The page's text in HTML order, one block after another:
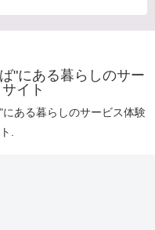
"にある暮らしのサー
イト
ある暮らしのサービス体験
.